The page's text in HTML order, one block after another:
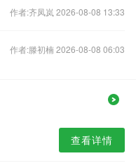
作者:齐凤岚 2026-08-08 13:33
作者:滕初楠 2026-08-08 06:03
查看详情